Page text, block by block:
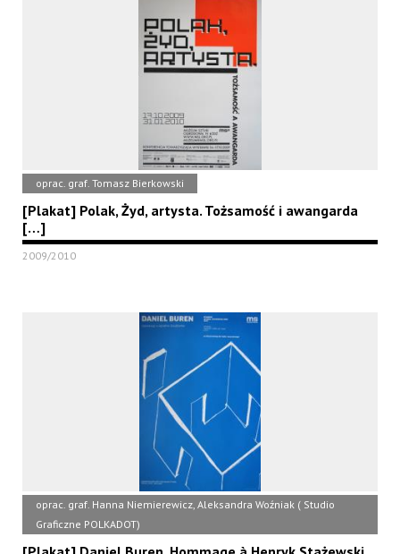
oprac. graf. Tomasz Bierkowski
[Plakat] Polak, Żyd, artysta. Tożsamość i awangarda
[…]
2009/2010
oprac. graf. Hanna Niemierewicz, Aleksandra Woźniak ( Studio
Graficzne POLKADOT)